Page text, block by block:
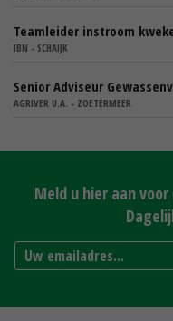
Teamleider instroom
IBN - SCHAIJK
Senior Adviseur
AGRIVER U.A. - ZOETERMEER
Meld u hier aan